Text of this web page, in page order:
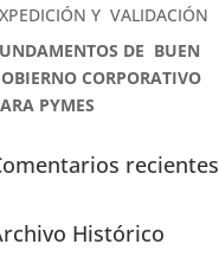
Y VALIDACIÓN
DE BUEN
CORPORATIVO
PYMES
recientes
Histórico